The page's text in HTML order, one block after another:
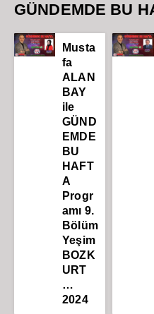
GÜNDEMDE BU
Musta
fa
ALAN
BAY
ile
GÜND
EMDE
BU
HAFT
A
Progr
amı 9.
Bölüm
Yeşim
BOZK
URT
…
2024